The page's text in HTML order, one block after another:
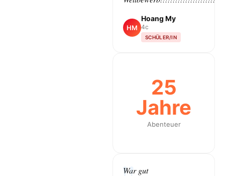
HM
Hoang My
4c
SCHÜLER/IN
25
Jahre
Abenteuer
War gut